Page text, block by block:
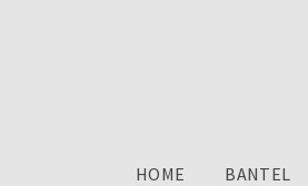
HOME BANTEL